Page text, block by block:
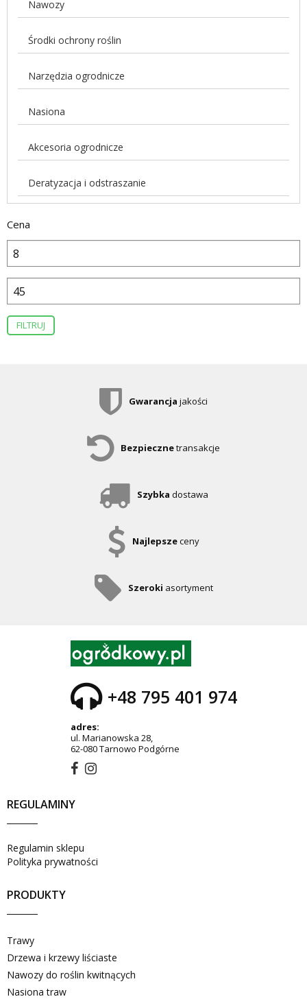
Nawozy
Środki ochrony roślin
Narzędzia ogrodnicze
Nasiona
Akcesoria ogrodnicze
Deratyzacja i odstraszanie
Cena
FILTRUJ
Gwarancja jakości
Bezpiecznetransakcje
Szybka dostawa
Najlepszeceny
Szeroki asortyment
+48 795 401 974
adres:
ul. Marianowska 28,
62-080 Tarnowo Podgórne
REGULAMINY
Regulamin sklepu
Polityka prywatności
PRODUKTY
Trawy
Drzewa i krzewy liściaste
Nawozy do roślin kwitnących
Nasiona traw